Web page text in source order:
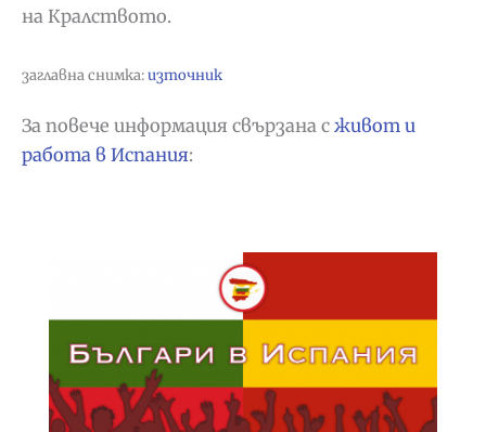
на Кралството.
заглавна снимка:източник
За повече информация свързана с живот и
работа в Испания: